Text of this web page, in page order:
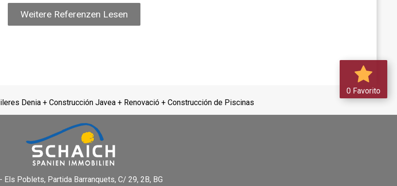
Weitere Referenzen Lesen
Denia + Construcción Javea + Renovació + Construcción de Piscinas
0 Favorito
Els Poblets, Partida Barranquets, C/ 29, 2B, BG